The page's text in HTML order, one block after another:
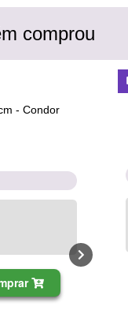
comprou
- Condor